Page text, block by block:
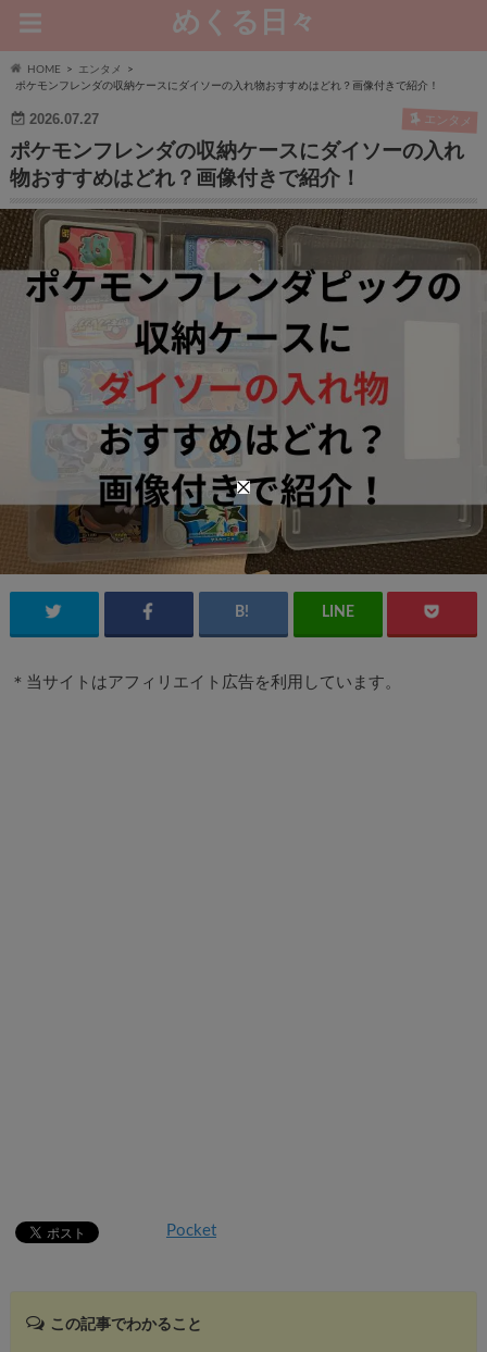
めくる日々
HOME
エンタメ
ポケモンフレンダの収納ケースにダイソーの入れ物おすすめはどれ？画像付きで紹介！
2026.07.27 エンタメ
ポケモンフレンダの収納ケースにダイソーの入れ
物おすすめはどれ？画像付きで紹介！
＊当サイトはアフィリエイト広告を利用しています。
Pocket
この記事でわかること